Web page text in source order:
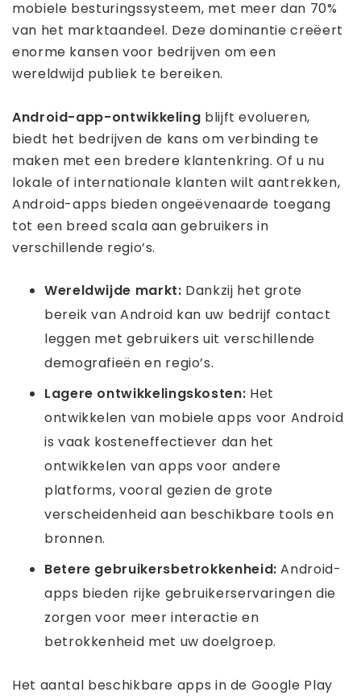
mobiele besturingssysteem, met meer dan 70%
van het marktaandeel. Deze dominantie creëert
enorme kansen voor bedrijven om een ​​
wereldwijd publiek te bereiken.
Android-app-ontwikkeling blijft evolueren,
biedt het bedrijven de kans om verbinding te
maken met een bredere klantenkring. Of u nu
lokale of internationale klanten wilt aantrekken,
Android-apps bieden ongeëvenaarde toegang
tot een breed scala aan gebruikers in
verschillende regio’s.
Wereldwijde markt: Dankzij het grote
bereik van Android kan uw bedrijf contact
leggen met gebruikers uit verschillende
demografieën en regio’s.
Lagere ontwikkelingskosten: Het
ontwikkelen van mobiele apps voor Android
is vaak kosteneffectiever dan het
ontwikkelen van apps voor andere
platforms, vooral gezien de grote
verscheidenheid aan beschikbare tools en
bronnen.
Betere gebruikersbetrokkenheid:Android-
apps bieden rijke gebruikerservaringen die
zorgen voor meer interactie en
betrokkenheid met uw doelgroep.
Het aantal beschikbare apps in de Google Play